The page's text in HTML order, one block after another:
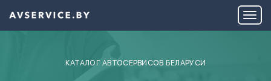
КАТАЛОГ АВТОСЕРВИСОВ БЕЛАРУСИ